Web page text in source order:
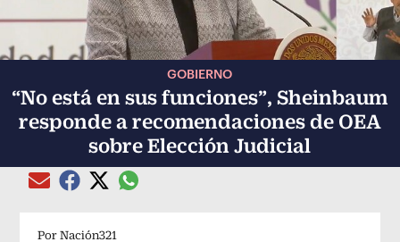
GOBIERNO
“No está en sus funciones”, Sheinbaum
responde a recomendaciones de OEA
sobre Elección Judicial
Compartir el artículo actual mediante Email
Compartir el artículo actual mediante Facebook
Compartir el artículo actual mediante Twitter
Compartir el artículo actual mediante
Por Nación321